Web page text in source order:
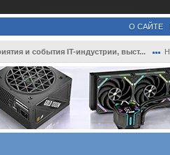
О САЙТЕ
и события IT-индустрии, выст...